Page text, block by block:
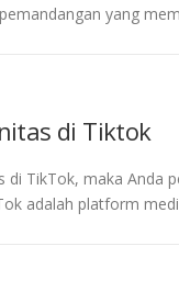
yang
di Tiktok
di TikTok, maka
adalah platform